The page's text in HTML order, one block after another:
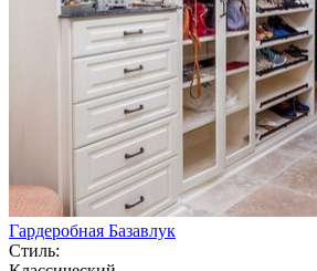
Гардеробная Базавлук
Стиль: